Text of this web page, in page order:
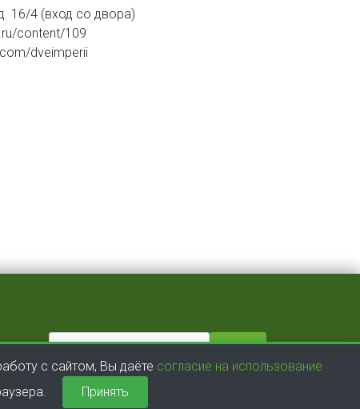
16/4 (вход со двора)
content/109
dveimperii
с сайтом, Вы даёте согласие на использование
Принять